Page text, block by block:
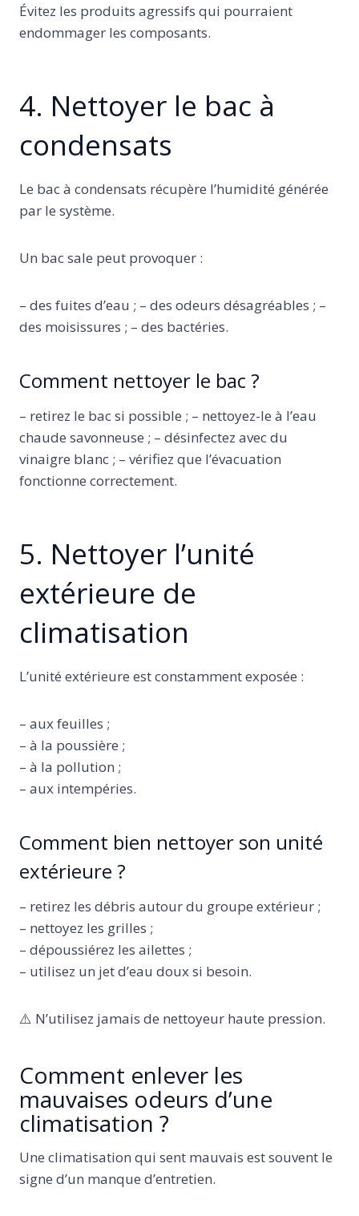
Évitez les produits agressifs qui pourraient
endommager les composants.
4. Nettoyer le bac à
condensats
Le bac à condensats récupère l’humidité générée
par le système.
Un bac sale peut provoquer :
– des fuites d’eau ; – des odeurs désagréables ; –
des moisissures ; – des bactéries.
Comment nettoyer le bac ?
– retirez le bac si possible ; – nettoyez-le à l’eau
chaude savonneuse ; – désinfectez avec du
vinaigre blanc ; – vérifiez que l’évacuation
fonctionne correctement.
5. Nettoyer l’unité
extérieure de
climatisation
L’unité extérieure est constamment exposée :
– aux feuilles ;
– à la poussière ;
– à la pollution ;
– aux intempéries.
Comment bien nettoyer son unité
extérieure ?
– retirez les débris autour du groupe extérieur ;
– nettoyez les grilles ;
– dépoussiérez les ailettes ;
– utilisez un jet d’eau doux si besoin.
⚠️ N’utilisez jamais de nettoyeur haute pression.
Comment enlever les
mauvaises odeurs d’une
climatisation ?
Une climatisation qui sent mauvais est souvent le
signe d’un manque d’entretien.